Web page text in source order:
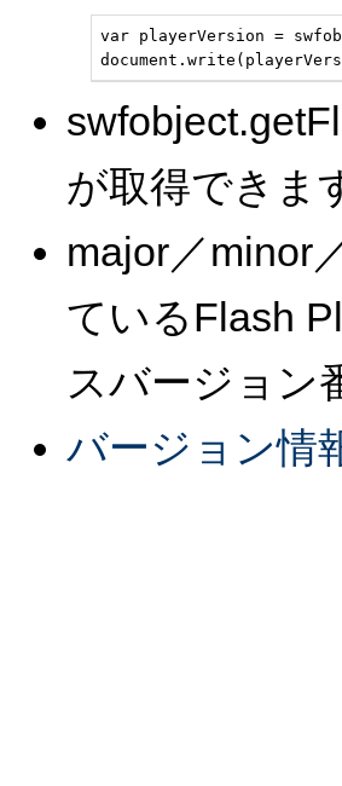
var playerVersion =
が取得できま
major／minor
ているFlash
スバージョン
バージョン情